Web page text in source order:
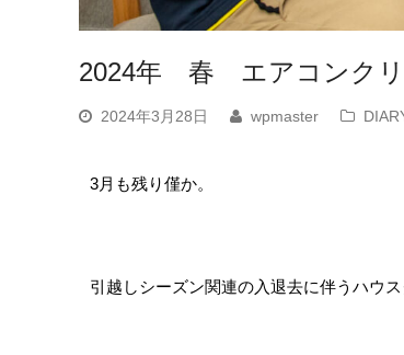
2024年 春 エアコンクリ
2024年3月28日 wpmaster
3月も残り僅か。
引越しシーズン関連の入退去に伴うハウ